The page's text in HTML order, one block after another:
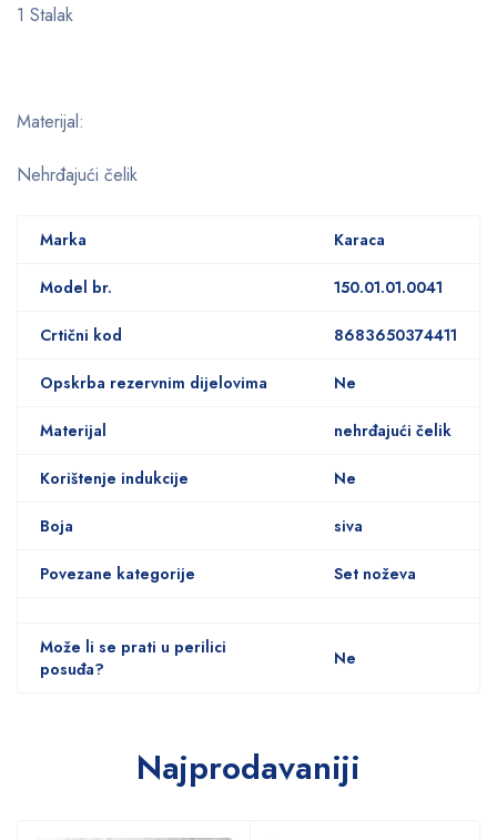
1 Stalak
Materijal:
Nehrđajući čelik
Marka Karaca
Model br. 150.01.01.0041
Crtični kod 8683650374411
Opskrba rezervnim dijelovima Ne
Materijal nehrđajući čelik
Korištenje indukcije Ne
Boja siva
Povezane kategorije Set noževa
Može li se prati u perilici
posuđa?
Ne
Najprodavaniji